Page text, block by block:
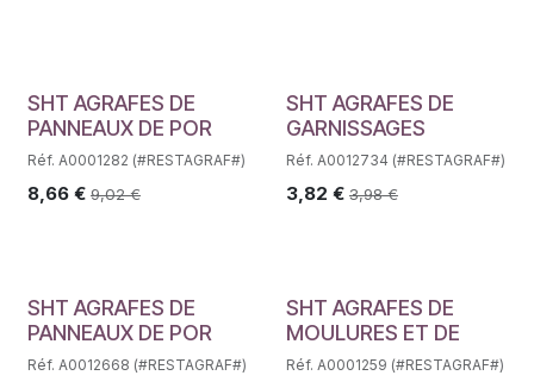
SHT AGRAFES DE
PANNEAUX DE POR
Réf. A0001282 (#RESTAGRAF#)
8,66 € 9,02€
SHT AGRAFES DE
GARNISSAGES
Réf. A0012734 (#RESTAGRAF#)
3,82 € 3,98€
SHT AGRAFES DE
PANNEAUX DE POR
Réf. A0012668 (#RESTAGRAF#)
SHT AGRAFES DE
MOULURES ET DE
Réf. A0001259 (#RESTAGRAF#)